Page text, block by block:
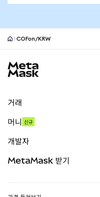
COFon/KRW
거래
무기한 선물
실물자산
머니 신규
개발자
MetaMask 받기